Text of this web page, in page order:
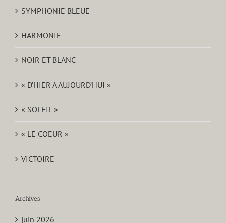
SYMPHONIE BLEUE
HARMONIE
NOIR ET BLANC
« D’HIER A AUJOURD’HUI »
« SOLEIL »
« LE COEUR »
VICTOIRE
Archives
juin 2026